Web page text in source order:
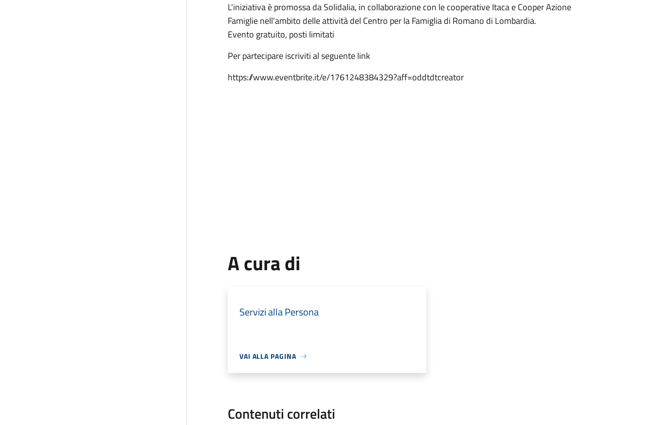
L'iniziativa è promossa da Solidalia, in collaborazione con le cooperative Itaca e Cooper Azione
Famiglie nell'ambito delle attività del Centro per la Famiglia di Romano di Lombardia.
Evento gratuito, posti limitati
Per partecipare iscriviti al seguente link
https://www.eventbrite.it/e/1761248384329?aff=oddtdtcreator
A cura di
Servizi alla Persona
VAI ALLA PAGINA
Contenuti correlati